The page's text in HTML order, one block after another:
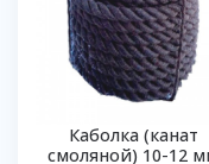
Каболка (канат
смоляной) 10-12